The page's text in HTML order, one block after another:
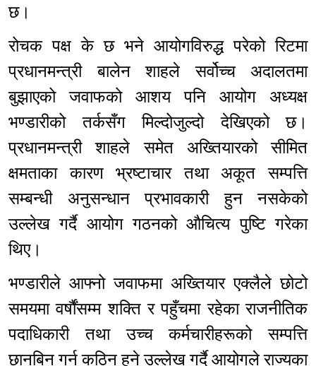
छ।
रोचक पक्ष के छ भने आयोगविरुद्ध परेको रिटमा
प्रधानमन्त्री बालेन शाहले सर्वोच्च अदालतमा
बुझाएको जवाफको आशय पनि आयोग अध्यक्ष
भण्डारीको तर्कसँग मिल्दोजुल्दो देखिएको छ।
प्रधानमन्त्री शाहले समेत अख्तियारको सीमित
क्षमताका कारण भ्रष्टाचार तथा अकूत सम्पत्ति
सम्बन्धी अनुसन्धान प्रभावकारी हुन नसकेको
उल्लेख गर्दै आयोग गठनको औचित्य पुष्टि गरेका
थिए।
भण्डारीले आफ्नो जवाफमा अख्तियार एक्लैले छोटो
समयमा वर्षौंसम्म शक्ति र पहुँचमा रहेका राजनीतिक
पदाधिकारी तथा उच्च कर्मचारीहरूको सम्पत्ति
छानबिन गर्न कठिन हुने उल्लेख गर्दै आयोगले राज्यका